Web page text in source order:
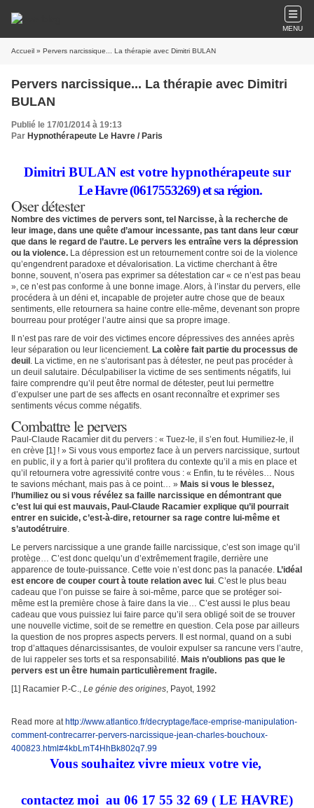
MENU
Accueil » Pervers narcissique... La thérapie avec Dimitri BULAN
Pervers narcissique... La thérapie avec Dimitri
BULAN
Publié le 17/01/2014 à 19:13
Par Hypnothérapeute Le Havre / Paris
Dimitri BULAN est votre hypnothérapeute sur
Le Havre (0617553269) et sa région.
Oser détester
Nombre des victimes de pervers sont, tel Narcisse, à la recherche de
leur image, dans une quête d’amour incessante, pas tant dans leur cœur
que dans le regard de l’autre. Le pervers les entraîne vers la dépression
ou la violence. La dépression est un retournement contre soi de la violence
qu’engendrent paradoxe et dévalorisation. La victime cherchant à être
bonne, souvent, n’osera pas exprimer sa détestation car « ce n’est pas beau
», ce n’est pas conforme à une bonne image. Alors, à l’instar du pervers, elle
procédera à un déni et, incapable de projeter autre chose que de beaux
sentiments, elle retournera sa haine contre elle-même, devenant son propre
bourreau pour protéger l’autre ainsi que sa propre image.
Il n’est pas rare de voir des victimes encore dépressives des années après
leur séparation ou leur licenciement. La colère fait partie du processus de
deuil . La victime, en ne s’autorisant pas à détester, ne peut pas procéder à
un deuil salutaire. Déculpabiliser la victime de ses sentiments négatifs, lui
faire comprendre qu’il peut être normal de détester, peut lui permettre
d’expulser une part de ses affects en osant reconnaître et exprimer ses
sentiments vécus comme négatifs.
Combattre le pervers
Paul-Claude Racamier dit du pervers : « Tuez-le, il s’en fout. Humiliez-le, il
en crève [1] ! » Si vous vous emportez face à un pervers narcissique, surtout
en public, il y a fort à parier qu’il profitera du contexte qu’il a mis en place et
qu’il retournera votre agressivité contre vous : « Enfin, tu te révèles… Nous
te savions méchant, mais pas à ce point… » Mais si vous le blessez,
l’humiliez ou si vous révélez sa faille narcissique en démontrant que
c’est lui qui est mauvais, Paul-Claude Racamier explique qu’il pourrait
entrer en suicide, c’est-à-dire, retourner sa rage contre lui-même et
s’autodétruire.
Le pervers narcissique a une grande faille narcissique, c’est son image qu’il
protège… C’est donc quelqu’un d’extrêmement fragile, derrière une
apparence de toute-puissance. Cette voie n’est donc pas la panacée. L’idéal
est encore de couper court à toute relation avec lui. C’est le plus beau
cadeau que l’on puisse se faire à soi-même, parce que se protéger soi-
même est la première chose à faire dans la vie… C’est aussi le plus beau
cadeau que vous puissiez lui faire parce qu’il sera obligé soit de se trouver
une nouvelle victime, soit de se remettre en question. Cela pose par ailleurs
la question de nos propres aspects pervers. Il est normal, quand on a subi
trop d’attaques dénarcissisantes, de vouloir expulser sa rancune vers l’autre,
de lui rappeler ses torts et sa responsabilité. Mais n’oublions pas que le
pervers est un être humain particulièrement fragile.
[1] Racamier P.-C., Le génie des origines, Payot, 1992
Read more at http://www.atlantico.fr/decryptage/face-emprise-manipulation-
comment-contrecarrer-pervers-narcissique-jean-charles-bouchoux-
400823.html#4kbLmT4HhBk802q7.99
Vous souhaitez vivre mieux votre vie,
contactez moi au 06 17 55 32 69 ( LE HAVRE)